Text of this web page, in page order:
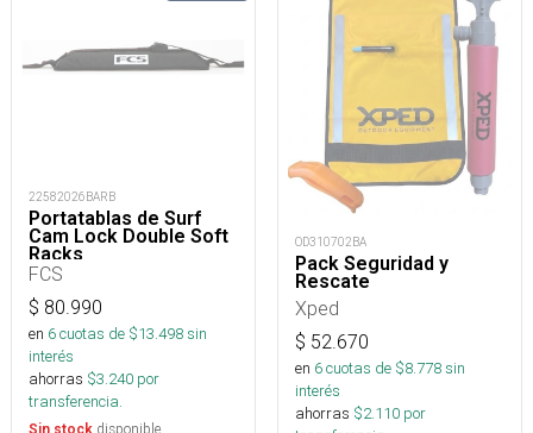
22582026BARB
Portatablas de Surf
Cam Lock Double Soft
Racks
FCS
$ 80.990
en 6cuotas de $13.498sin
interés
ahorras $3.240 por
transferencia.
Sin stock disponible
OD310702BA
Pack Seguridad y
Rescate
Xped
$ 52.670
en 6cuotas de $8.778sin
interés
ahorras $2.110 por